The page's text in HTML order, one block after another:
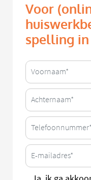
Voor
spelling